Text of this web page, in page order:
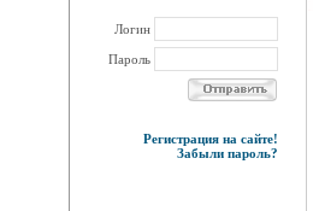
Логин
Пароль
Регистрация на сайте!
Забыли пароль?